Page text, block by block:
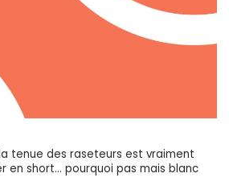
tenue des raseteurs est vraiment
en short... pourquoi pas mais blanc